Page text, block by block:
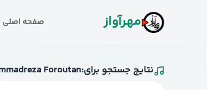
مهرآواز صفحه اصلی
نتایج جستجو برای:Foroutan